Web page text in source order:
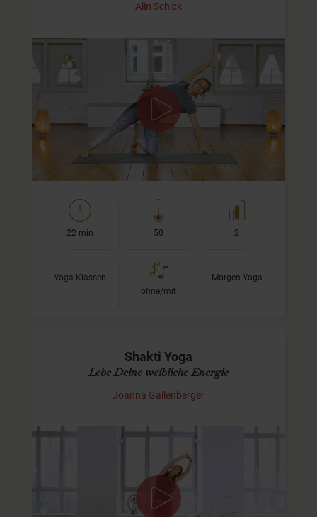
Alin Schick
Vom Kopf in den Körper
Diese kurze Yogaeinheit lädt Dich ein, Deinen gesamten
Körper durchzubewegen und gleichzeitig aus dem Kopf
in den Körper zu finden. Perfekt für zwischendurch, bietet
sie eine…
22 min 50 2
Yoga-Klassen
ohne/mit
Morgen-Yoga
Shakti Yoga
Lebe Deine weibliche Energie
Joanna Gallenberger
Im weiblichen Prinzip ausdehen
Diese Klasse finde ich zwar besonders schön für uns
Frauen, sie ist jedoch genauso gut für Männer geeignet,
die ihre weibliche Energie fließen lassen möchten. Im…